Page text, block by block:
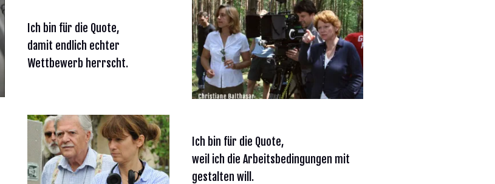
Ich bin für die Quote,
damit endlich echter
Wettbewerb herrscht.
Ich bin für die Quote,
weil ich die Arbeitsbedingungen mit
gestalten will.